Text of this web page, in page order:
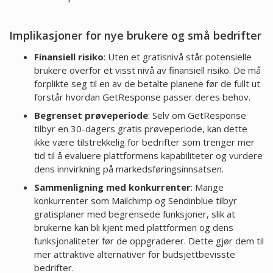
Implikasjoner for nye brukere og små bedrifter
Finansiell risiko: Uten et gratisnivå står potensielle
brukere overfor et visst nivå av finansiell risiko. De må
forplikte seg til en av de betalte planene før de fullt ut
forstår hvordan GetResponse passer deres behov.
Begrenset prøveperiode: Selv om GetResponse
tilbyr en 30-dagers gratis prøveperiode, kan dette
ikke være tilstrekkelig for bedrifter som trenger mer
tid til å evaluere plattformens kapabiliteter og vurdere
dens innvirkning på markedsføringsinnsatsen.
Sammenligning med konkurrenter: Mange
konkurrenter som Mailchimp og Sendinblue tilbyr
gratisplaner med begrensede funksjoner, slik at
brukerne kan bli kjent med plattformen og dens
funksjonaliteter før de oppgraderer. Dette gjør dem til
mer attraktive alternativer for budsjettbevisste
bedrifter.